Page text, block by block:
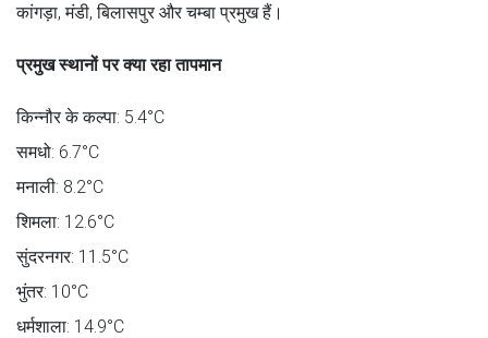
कांगड़ा, मंडी, बिलासपुर और चम्बा प्रमुख हैं।
प्रमुख स्थानों पर क्या रहा तापमान
किन्नौर के कल्पा: 5.4°C
समधो: 6.7°C
मनाली: 8.2°C
शिमला: 12.6°C
सुंदरनगर: 11.5°C
भुंतर: 10°C
धर्मशाला: 14.9°C